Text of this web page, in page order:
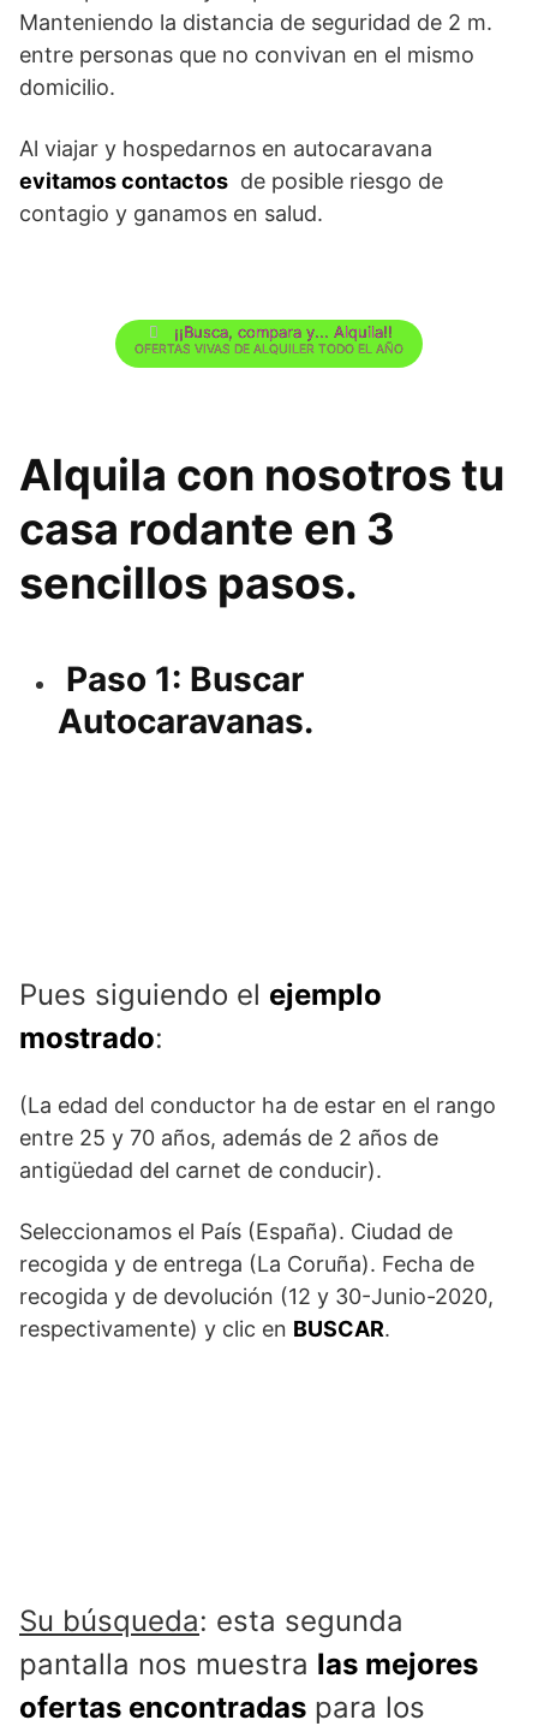
Manteniendo la distancia de seguridad de 2 m.
entre personas que no convivan en el mismo
domicilio.
Al viajar y hospedarnos en autocaravana
evitamos contactos de posible riesgo de
contagio y ganamos en salud.
¡¡Busca, compara y... Alquila!!
OFERTAS VIVAS DE ALQUILER TODO EL AÑO
Alquila con nosotros tu
casa rodante en 3
sencillos pasos.
Paso 1: Buscar
Autocaravanas.
Pues siguiendo el ejemplo
mostrado:
(La edad del conductor ha de estar en el rango
entre 25 y 70 años, además de 2 años de
antigüedad del carnet de conducir).
Seleccionamos el País (España). Ciudad de
recogida y de entrega (La Coruña). Fecha de
recogida y de devolución (12 y 30-Junio-2020,
respectivamente) y clic en BUSCAR.
Su búsqueda: esta segunda
pantalla nos muestra las mejores
ofertas encontradas para los